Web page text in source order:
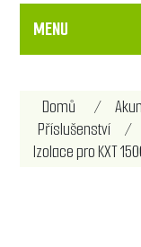
MENU
Domů /
Příslušenství
/
Izolace pro KXT